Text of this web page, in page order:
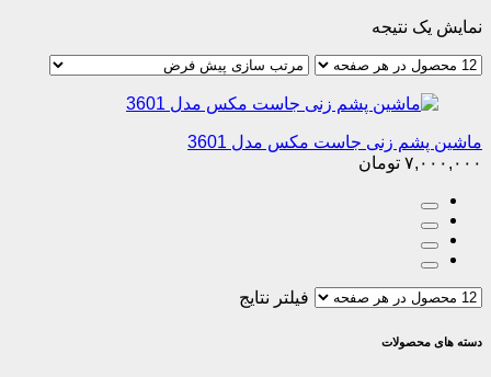
نمایش یک نتیجه
ماشین پشم زنی جاست مکس مدل 3601
۷,۰۰۰,۰۰۰ تومان
فیلتر نتایج
دسته های محصولات